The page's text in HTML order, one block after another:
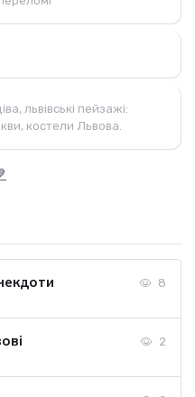
львівські пейзажі:
костели Львова.
8
2